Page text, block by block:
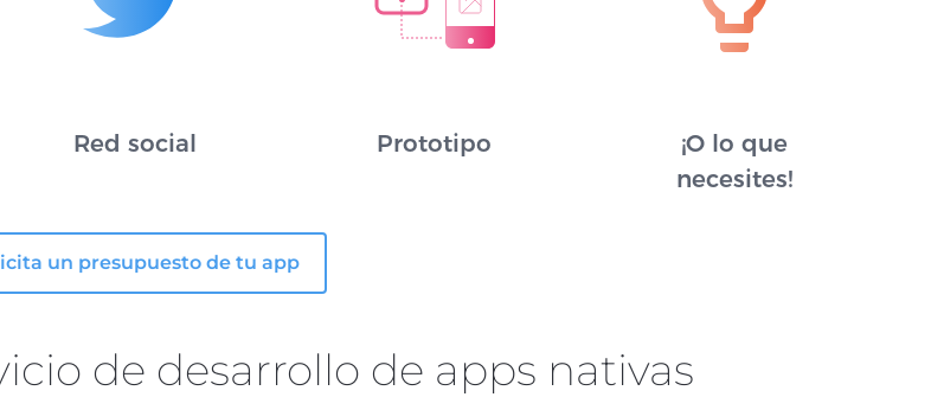
Red social Prototipo
¡O lo que
necesites!
un presupuesto de tu app
de desarrollo de apps nativas